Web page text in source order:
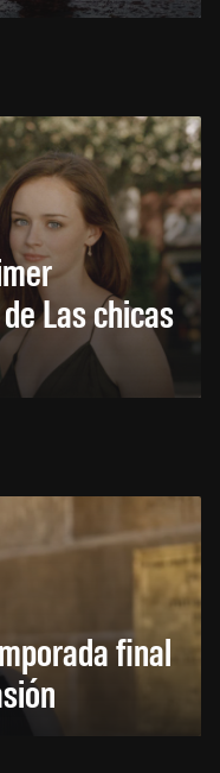
Las chicas
final